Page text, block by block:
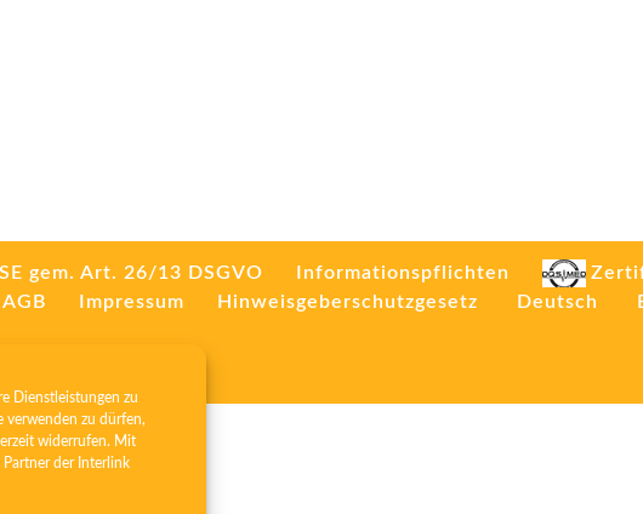
Dienstleistungen zu
verwenden zu dürfen,
widerrufen. Mit
Partner der Interlink
gem. Art. 26/13 DSGVO Informationspflichten
AGB Impressum Hinweisgeberschutzgesetz Deutsch